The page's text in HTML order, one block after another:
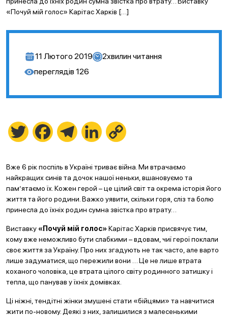
«Почуй мій голос» Карітас Харків […]
11 Лютого 2019 2хвилин читання
переглядів 126
Twitter FacebookTelegramLinkedIn
Вже 6 рік поспіль в Україні триває війна. Ми втрачаємо
найкращих синів та дочок нашої неньки, вшановуємо та
пам’ятаємо їх. Кожен герой – це цілий світ та окрема історія його
життя та його родини. Важко уявити, скільки горя, сліз та болю
принесла до їхніх родин сумна звістка про втрату…
Виставку «Почуй мій голос»Карітас Харків присвячує тим,
кому вже неможливо бути слабкими – вдовам, чиї герої поклали
своє життя за Україну. Про них згадують не так часто, але варто
лише задуматися, що пережили вони … Це не лише втрата
коханого чоловіка, це втрата цілого світу родинного затишку і
тепла, що панував у їхніх домівках.
Ці ніжні, тендітні жінки змушені стати «бійцями» та навчитися
жити по-новому. Деякі з них, залишилися з малесенькими